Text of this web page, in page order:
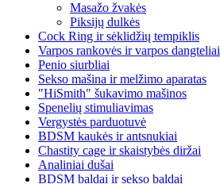
Masažo žvakės
Piksijų dulkės
Cock Ring ir sėklidžių tempiklis
Varpos rankovės ir varpos dangteliai
Penio siurbliai
Sekso mašina ir melžimo aparatas
"HiSmith" šukavimo mašinos
Spenelių stimuliavimas
Vergystės parduotuvė
BDSM kaukės ir antsnukiai
Chastity cage ir skaistybės diržai
Analiniai dušai
BDSM baldai ir sekso baldai